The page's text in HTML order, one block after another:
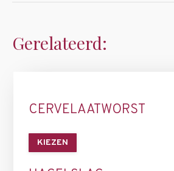
Gerelateerd:
CERVELAATWORST
KIEZEN